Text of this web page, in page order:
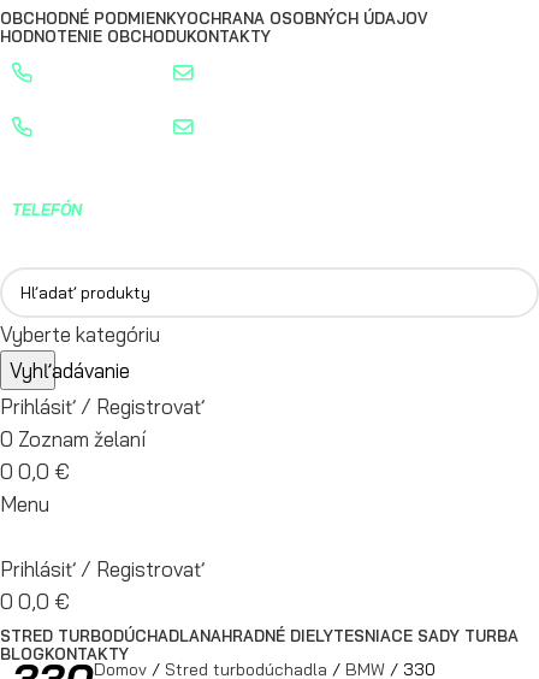
OBCHODNÉ PODMIENKYOCHRANA OSOBNÝCH ÚDAJOV
HODNOTENIE OBCHODUKONTAKTY
0904 400 399
0904 400 399
TELEFÓN
Vyberte kategóriu
Vyhľadávanie
Prihlásiť / Registrovať
0 Zoznam želaní
0 0,0 €
Menu
Prihlásiť / Registrovať
0 0,0 €
STRED TURBODÚCHADLANAHRADNÉ DIELYTESNIACE SADY TURBA
BLOGKONTAKTY
Domov Stred turbodúchadla BMW 330